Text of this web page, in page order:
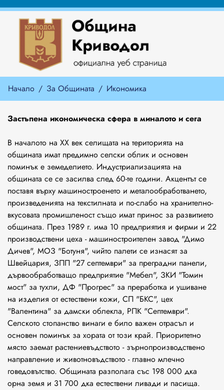
Начало За Общината Икономика
Застъпена икономическа сфера в миналото и сега
В началото на ХХ век селищата на територията на
общината имат предимно селски облик и основен
поминък е земеделието. Индустриализацията на
общината се се засилва след 60-те години. Акцентът се
поставя върху машиностроенето и металообработването,
произведенията на текстилната и по-слабо на хранително-
вкусовата промишленост също имат принос за развитието
общината. През 1989 г. има 10 предприятия и фирми и 22
производствени цеха - машиностроителен завод "Димо
Дичев", МОЗ "Ботуня", чийто палети се изнасят за
Швейцария, ЗПП "27 септември" за преградни панели,
дървообработващо предприятие "Мебел", ЗКИ "Томин
мост" за тухли, ДФ "Прогрес" за преработка и ушиване
на изделия от естествени кожи, СП "БКС", цех
"Валентина" за дамски облекла, РПК "Септември".
Селското стопанство винаги е било важен отрасъл и
основен поминък за хората от този край. Приоритетно
място заемат растениевъдството - зърнопроизводствено
направление и животновъдството - главно млечно
говедовътство. Общината разполага със 198 000 дка
орна земя и 31 700 дка естествени ливади и пасища.